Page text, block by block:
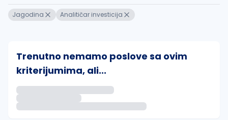
Jagodina Analitičar investicija
Trenutno nemamo poslove sa ovim
kriterijumima, ali...